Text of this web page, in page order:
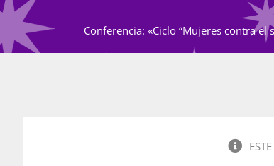
Conferencia: «Ciclo “Mujeres contra